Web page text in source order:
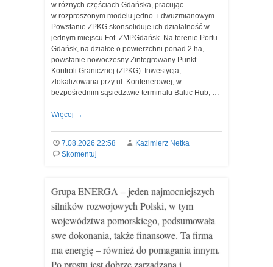
w różnych częściach Gdańska, pracując
w rozproszonym modelu jedno- i dwuzmianowym.
Powstanie ZPKG skonsoliduje ich działalność w
jednym miejscu Fot. ZMPGdańsk. Na terenie Portu
Gdańsk, na działce o powierzchni ponad 2 ha,
powstanie nowoczesny Zintegrowany Punkt
Kontroli Granicznej (ZPKG). Inwestycja,
zlokalizowana przy ul. Kontenerowej, w
bezpośrednim sąsiedztwie terminalu Baltic Hub, …
Więcej →
7.08.2026 22:58
Kazimierz Netka
Skomentuj
Grupa ENERGA – jeden najmocniejszych
silników rozwojowych Polski, w tym
województwa pomorskiego, podsumowała
swe dokonania, także finansowe. Ta firma
ma energię – również do pomagania innym.
Po prostu jest dobrze zarządzana i